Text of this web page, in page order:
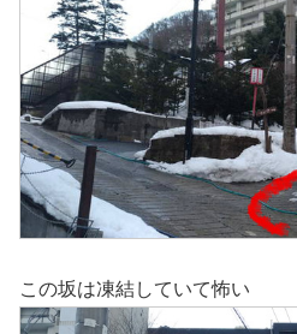
この坂は凍結していて怖い